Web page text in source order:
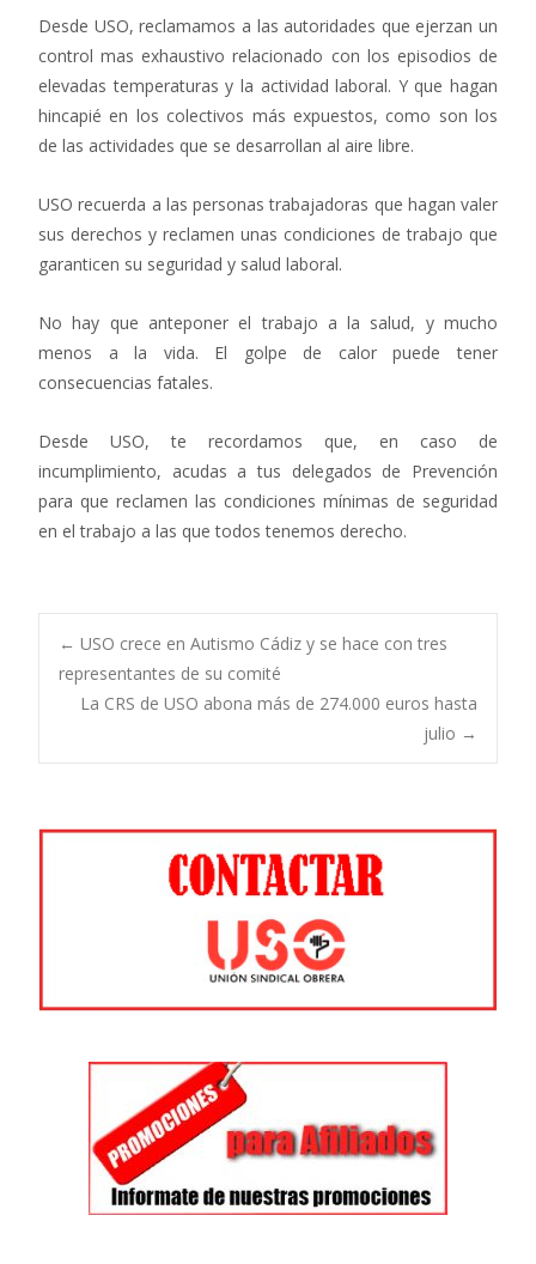
Desde USO, reclamamos a las autoridades que ejerzan un
control mas exhaustivo relacionado con los episodios de
elevadas temperaturas y la actividad laboral. Y que hagan
hincapié en los colectivos más expuestos, como son los
de las actividades que se desarrollan al aire libre.
USO recuerda a las personas trabajadoras que hagan valer
sus derechos y reclamen unas condiciones de trabajo que
garanticen su seguridad y salud laboral.
No hay que anteponer el trabajo a la salud, y mucho
menos a la vida. El golpe de calor puede tener
consecuencias fatales.
Desde USO, te recordamos que, en caso de
incumplimiento, acudas a tus delegados de Prevención
para que reclamen las condiciones mínimas de seguridad
en el trabajo a las que todos tenemos derecho.
Navegación
entradas
← USO crece en Autismo Cádiz y se hace con tres
representantes de su comité
La CRS de USO abona más de 274.000 euros hasta
julio →